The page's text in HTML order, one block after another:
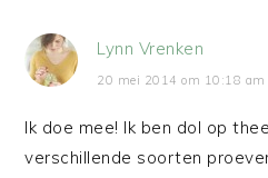
Lynn Vrenken
20 mei 2014 om 10:18 am
Ik doe mee! Ik ben dol op
verschillende soorten